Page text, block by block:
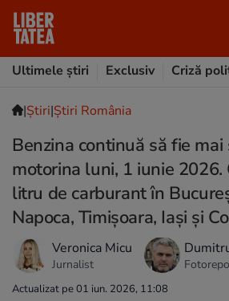
Ultimele știri
Exclusiv Criză
|Ştiri|Știri România
Benzina continuă să fie
motorina luni, 1 iunie 2026.
litru de carburant în
Napoca, Timișoara, Iași și
Veronica Micu
Jurnalist
Actualizat pe 01 iun. 2026, 11:08